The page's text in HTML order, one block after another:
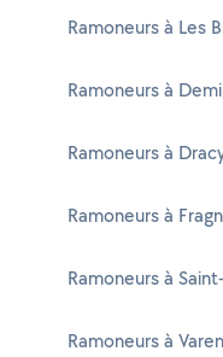
Ramoneurs à Les
Ramoneurs à
Ramoneurs à
Ramoneurs à
Ramoneurs à
Ramoneurs à